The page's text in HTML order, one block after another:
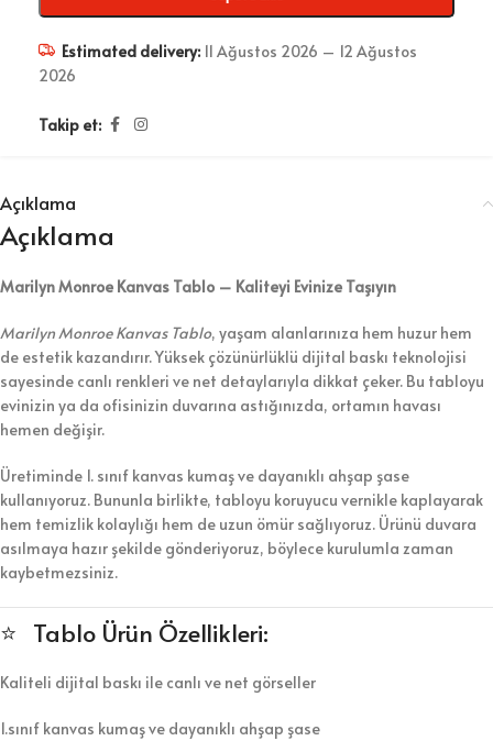
Estimated delivery: 11 Ağustos 2026 – 12 Ağustos
2026
Takip et:
Açıklama
Açıklama
Marilyn Monroe Kanvas Tablo – Kaliteyi Evinize Taşıyın
Marilyn Monroe Kanvas Tablo, yaşam alanlarınıza hem huzur hem
de estetik kazandırır. Yüksek çözünürlüklü dijital baskı teknolojisi
sayesinde canlı renkleri ve net detaylarıyla dikkat çeker. Bu tabloyu
evinizin ya da ofisinizin duvarına astığınızda, ortamın havası
hemen değişir.
Üretiminde 1. sınıf kanvas kumaş ve dayanıklı ahşap şase
kullanıyoruz. Bununla birlikte, tabloyu koruyucu vernikle kaplayarak
hem temizlik kolaylığı hem de uzun ömür sağlıyoruz. Ürünü duvara
asılmaya hazır şekilde gönderiyoruz, böylece kurulumla zaman
kaybetmezsiniz.
⭐ Tablo Ürün Özellikleri:
Kaliteli dijital baskı ile canlı ve net görseller
1.sınıf kanvas kumaş ve dayanıklı ahşap şase